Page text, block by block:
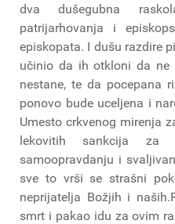
dva dušegubna
patrijarhovanja i
episkopata. I dušu razdire
učinio da ih otkloni da
nestane, te da pocepana
ponovo bude uceljena i
Umesto crkvenog mirenja
lekovitih sankcija za
samoopravdanju i
sve to vrši se strašni
neprijatelja Božjih i
smrt i pakao idu za ovim